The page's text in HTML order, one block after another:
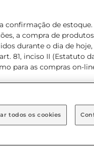
confirmação de
a compra de
durante o dia de
81, inciso II (Estatuto
para as compras on-
todos os cookies